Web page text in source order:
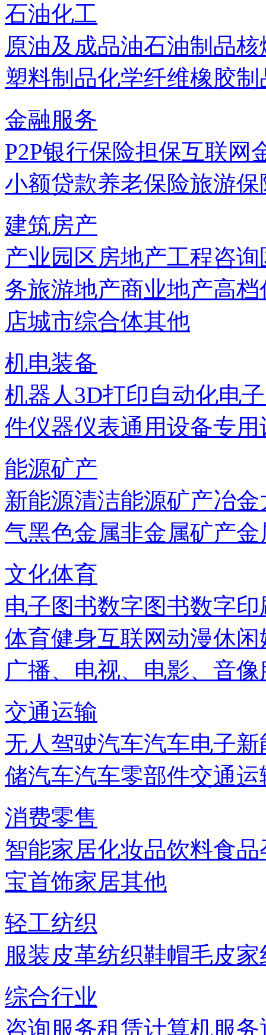
石油化工
原油及成品油石油制品核
塑料制品化学纤维橡胶制
金融服务
P2P银行保险担保互联网
小额贷款养老保险旅游保
建筑房产
产业园区房地产工程咨询
务旅游地产商业地产高档
店城市综合体其他
机电装备
机器人3D打印自动化电
件仪器仪表通用设备专用
能源矿产
新能源清洁能源矿产冶金
气黑色金属非金属矿产金
文化体育
电子图书数字图书数字印
体育健身互联网动漫休闲
广播、电视、电影、音像
交通运输
无人驾驶汽车汽车电子新
储汽车汽车零部件交通
消费零售
智能家居化妆品饮料食品
宝首饰家居其他
轻工纺织
服装皮革纺织鞋帽毛皮家
综合行业
咨询服务租赁计算机服务